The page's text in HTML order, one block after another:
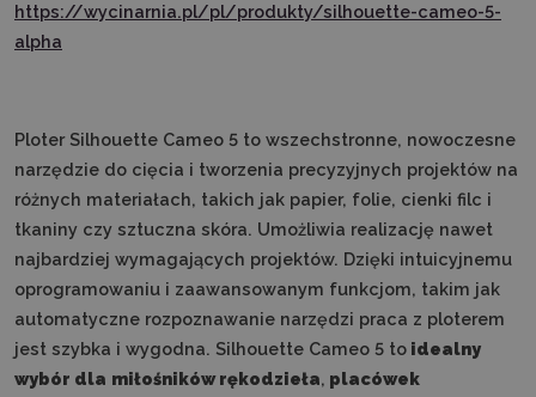
https://wycinarnia.pl/pl/produkty/silhouette-cameo-5-
alpha
Ploter Silhouette Cameo 5 to wszechstronne, nowoczesne
narzędzie do cięcia i tworzenia precyzyjnych projektów na
różnych materiałach, takich jak papier, folie, cienki filc i
tkaniny czy sztuczna skóra. Umożliwia realizację nawet
najbardziej wymagających projektów. Dzięki intuicyjnemu
oprogramowaniu i zaawansowanym funkcjom, takim jak
automatyczne rozpoznawanie narzędzi praca z ploterem
jest szybka i wygodna. Silhouette Cameo 5 to idealny
wybór dla miłośników rękodzieła, placówek